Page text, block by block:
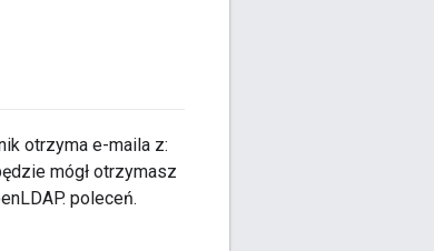
otrzyma e-maila z:
mógł otrzymasz
poleceń.